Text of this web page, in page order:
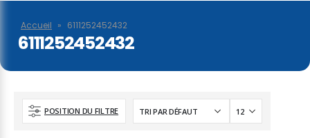
Accueil » 6111252452432
6111252452432
POSITION DU FILTRE